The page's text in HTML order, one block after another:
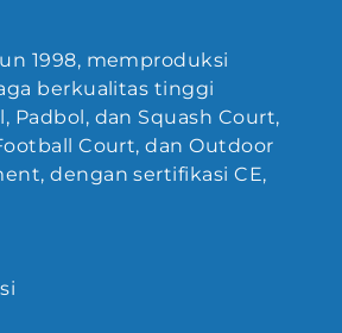
1998, memproduksi
berkualitas tinggi
Padbol, dan Squash Court,
Court, dan Outdoor
dengan sertifikasi CE,